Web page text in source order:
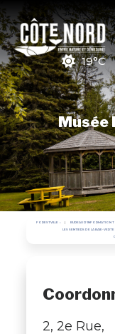
19°C
Musée
FORESTVILLE BUREAU D'INFORMATION
LES SENTIERS DE LA BAIE-VERTE
2, 2e Rue,